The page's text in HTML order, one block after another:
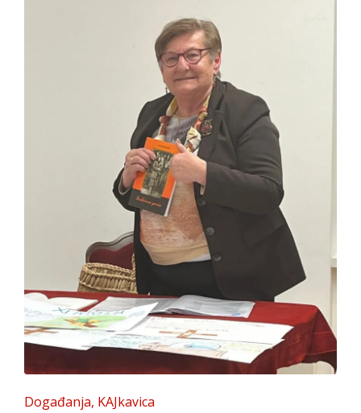
Posted
Događanja KAJkavica